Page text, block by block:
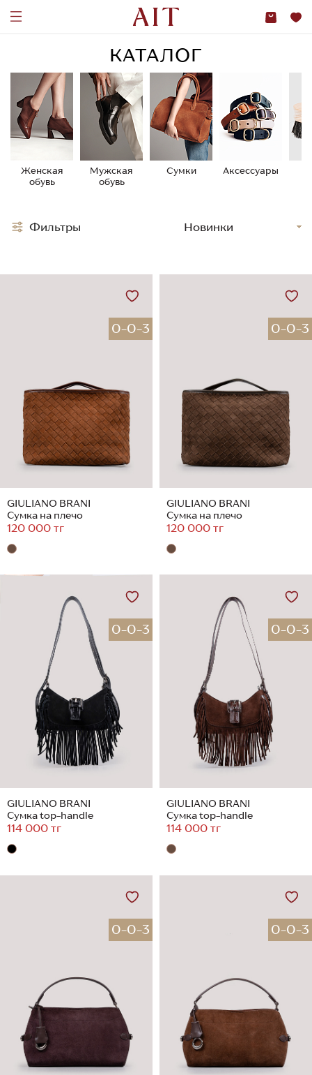
КАТАЛОГ
Женская
обувь
Мужская
обувь
Сумки Аксессуары
0-0-3
GIULIANO BRANI
Сумка на плечо
120 000 тг
0-0-3
GIULIANO BRANI
Сумка на плечо
120 000 тг
0-0-3
GIULIANO BRANI
Сумка top-handle
114 000 тг
0-0-3
GIULIANO BRANI
Сумка top-handle
114 000 тг
0-0-3 0-0-3
Фильтры